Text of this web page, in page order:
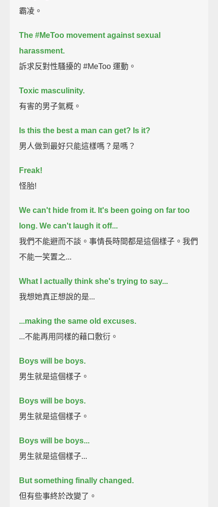
霸凌。
The #MeToo movement against sexual
harassment.
訴求反對性騷擾的 #MeToo 運動。
Toxic masculinity.
有害的男子氣概。
Is this the best a man can get? Is it?
男人做到最好只能這樣嗎？是嗎？
Freak!
怪胎!
We can't hide from it. It's been going on far too
long. We can't laugh it off...
我們不能避而不談。事情長時間都是這個樣子。我們
不能一笑置之...
What I actually think she's trying to say...
我想她真正想說的是...
...making the same old excuses.
...不能再用同樣的藉口敷衍。
Boys will be boys.
男生就是這個樣子。
Boys will be boys.
男生就是這個樣子。
Boys will be boys...
男生就是這個樣子...
But something finally changed.
但有些事終於改變了。